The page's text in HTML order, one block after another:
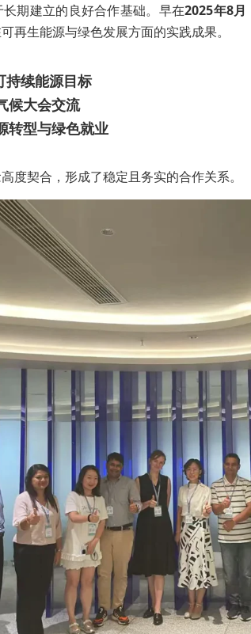
期建立的良好合作基础。早在2025年8月
再生能源与绿色发展方面的实践成果。
持续能源目标
候大会交流
转型与绿色就业
度契合，形成了稳定且务实的合作关系。